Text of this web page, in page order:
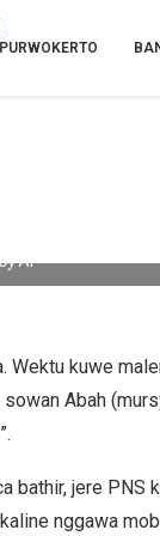
PURWOKERTO
AI
Wektu kuwe
Abah
bathir, jere PNS
nggawa